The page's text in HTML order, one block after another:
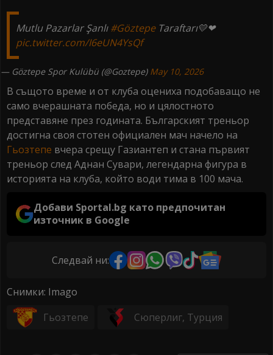
Mutlu Pazarlar Şanlı#GöztepeTaraftarı💛❤
pic.twitter.com/I6eUN4YsQf
— Göztepe Spor Kulübü (@Goztepe) May 10, 2026
В същото време и от клуба оцениха подобаващо не
само вчерашната победа, но и цялостното
представяне през годината. Българският треньор
достигна своя стотен официален мач начело на
Гьозтепе вчера срещу Газиантеп и стана първият
треньор след Аднан Сувари, легендарна фигура в
историята на клуба, който води тима в 100 мача.
Добави Sportal.bg като предпочитан
източник в Google
Следвай ни:
Снимки: Imago
Гьозтепе
Сюперлиг, Турция